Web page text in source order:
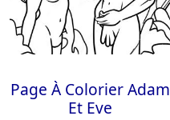
Page À Colorier Adam
Et Eve